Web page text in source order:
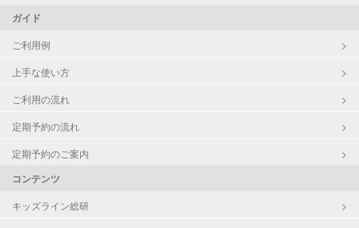
ガイド
ご利用例
上手な使い方
ご利用の流れ
定期予約の流れ
定期予約のご案内
コンテンツ
キッズライン総研